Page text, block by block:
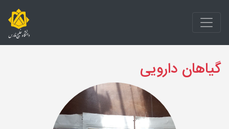
گیاهان دارویی